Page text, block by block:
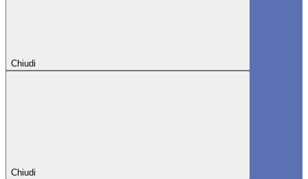
Chiudi
Chiudi